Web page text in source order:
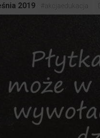
2019 #akcjaedukacja